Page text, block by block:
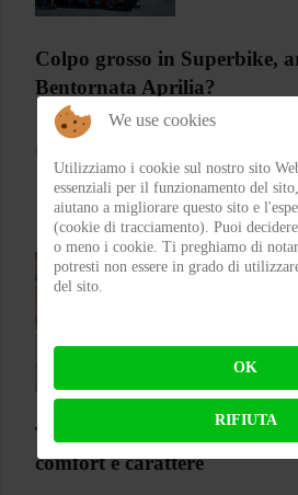
Colpo grosso in Superbike,
Bentornata Aprilia?
Test CGM 136 RNA Fibra –
comfort e carattere
We use cookies
Utilizziamo i cookie sul nostro sito
essenziali per il funzionamento del
aiutano a migliorare questo sito e
(cookie di tracciamento). Puoi decidere
o meno i cookie. Ti preghiamo di
potresti non essere in grado di
del sito.
OK
RIFIUTA